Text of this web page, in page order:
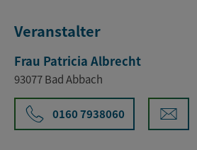
Veranstalter
Frau Patricia Albrecht
93077 Bad Abbach
0160 7938060